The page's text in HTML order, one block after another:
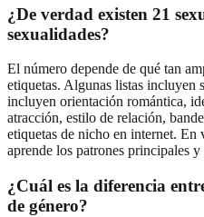
¿De verdad existen 21
sexualidades?
El número depende de qué tan
etiquetas. Algunas listas incluyen
incluyen orientación romántica,
atracción, estilo de relación,
etiquetas de nicho en internet.
aprende los patrones principales
¿Cuál es la diferencia
de género?